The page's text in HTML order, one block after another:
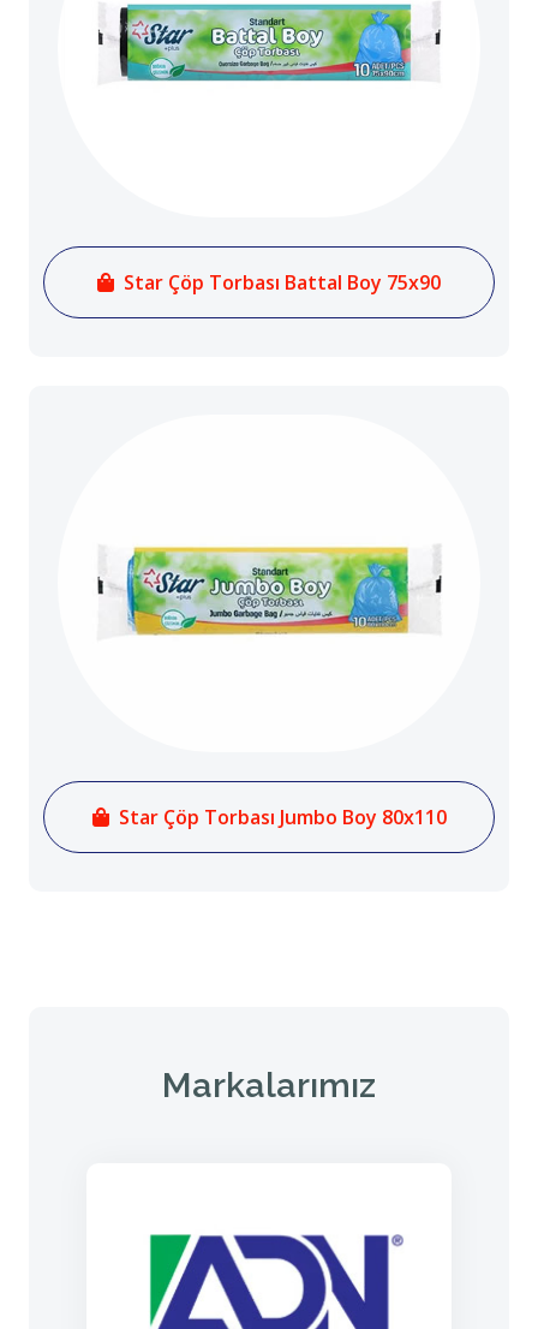
Star Çöp Torbası Battal Boy 75x90
Star Çöp Torbası Jumbo Boy 80x110
Markalarımız